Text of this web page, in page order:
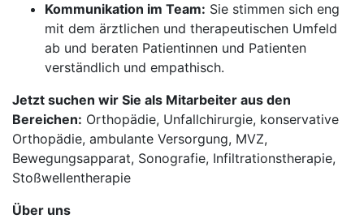
Kommunikation im Team: Sie stimmen sich eng
mit dem ärztlichen und therapeutischen Umfeld
ab und beraten Patientinnen und Patienten
verständlich und empathisch.
Jetzt suchen wir Sie als Mitarbeiter aus den
Bereichen: Orthopädie, Unfallchirurgie, konservative
Orthopädie, ambulante Versorgung, MVZ,
Bewegungsapparat, Sonografie, Infiltrationstherapie,
Stoßwellentherapie
Über uns